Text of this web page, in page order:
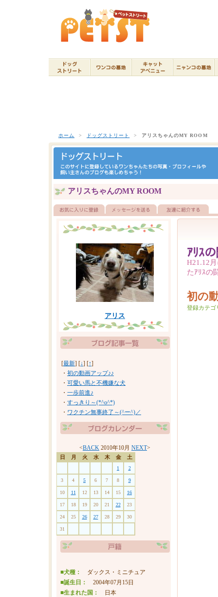
ホーム > ドッグストリート > アリスちゃんのMY ROOM
アリスちゃんのMY ROOM
アリス
[最新] [↓] [↑]
・ 初の動画アップ♪♪
・ 可愛い馬と不機嫌な犬
・ 一歩前進♪
・ すっきり～(*^o^*)
・ ワクチン無事終了～(^ー^)／
<BACK 2010年10月 NEXT>
日 月 火 水 木 金 土
1 2
3 4 5 6 7 8 9
10 11 12 13 14 15 16
17 18 19 20 21 22 23
24 25 26 27 28 29 30
31
■犬種： ダックス・ミニチュア
■誕生日： 2004年07月15日
■生まれた国：
日本
ｱﾘｽ
H21.12
たｱﾘｽの
初の
登録カテゴ